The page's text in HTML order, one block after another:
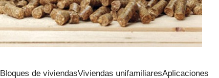
Bloques de viviendasViviendas unifamiliaresAplicaciones